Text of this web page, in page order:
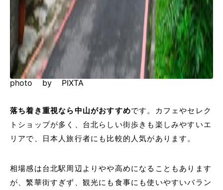
photo by PIXTA
落ち着き重視なら中山がおすすめです。カフェやセレク
トショップが多く、台北らしい街歩きも楽しみやすいエ
リアで、日本人旅行者にも比較的人気があります。
相場感は台北駅周辺よりやや高めになることもあります
が、繁華街すぎず、観光にも食事にも使いやすいバラン